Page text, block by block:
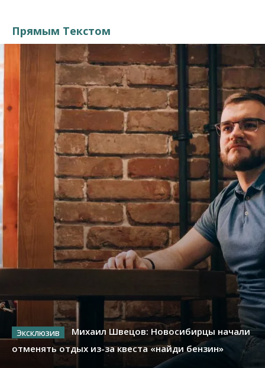
Прямым Текстом
Михаил Швецов: Новосибирцы начали
отменять отдых из-за квеста «найди бензин»